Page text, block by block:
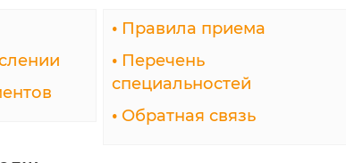
• Правила приема
• Перечень
специальностей
• Обратная связь